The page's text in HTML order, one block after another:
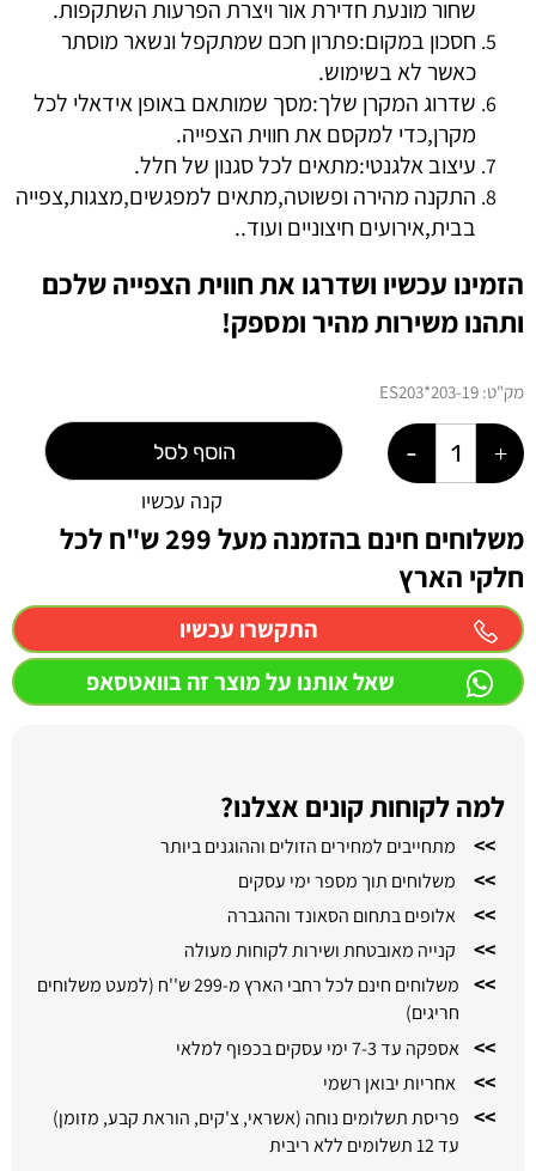
שחור מונעת חדירת אור ויצרת הפרעות השתקפות.
חסכון במקום:פתרון חכם שמתקפל ונשאר מוסתר
כאשר לא בשימוש.
שדרוג המקרן שלך:מסך שמותאם באופן אידאלי לכל
מקרן,כדי למקסם את חווית הצפייה.
עיצוב אלגנטי:מתאים לכל סגנון של חלל.
התקנה מהירה ופשוטה,מתאים למפגשים,מצגות,צפייה
בבית,אירועים חיצוניים ועוד..
הזמינו עכשיו ושדרגו את חווית הצפייה שלכם
ותהנו משירות מהיר ומספק!
מק"ט: 19-ES203*203
הוסף לסל
קנה עכשיו
משלוחים חינם בהזמנה מעל 299 ש"ח לכל
חלקי הארץ
התקשרו עכשיו
שאל אותנו על מוצר זה בוואטסאפ
למה לקוחות קונים אצלנו?
>> מתחייבים למחירים הזולים וההוגנים ביותר
>> משלוחים תוך מספר ימי עסקים
>> אלופים בתחום הסאונד וההגברה
>> קנייה מאובטחת ושירות לקוחות מעולה
>>
משלוחים חינם לכל רחבי הארץ מ-299 ש''ח (למעט משלוחים
חריגים)
>> אספקה עד 7-3 ימי עסקים בכפוף למלאי
>> אחריות יבואן רשמי
>>
פריסת תשלומים נוחה (אשראי, צ'קים, הוראת קבע, מזומן)
עד 12 תשלומים ללא ריבית